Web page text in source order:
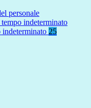
personale
indeterminato
indeterminato 25